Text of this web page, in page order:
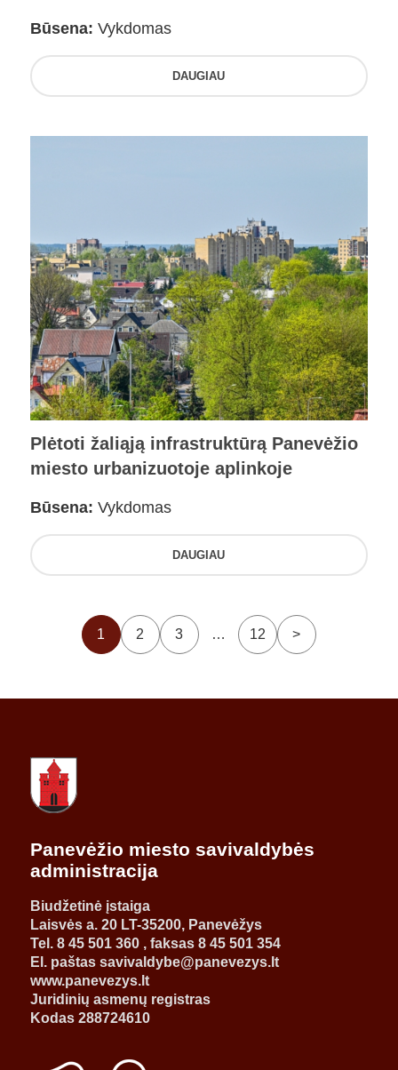
Būsena: Vykdomas
DAUGIAU
Plėtoti žaliąją infrastruktūrą Panevėžio
miesto urbanizuotoje aplinkoje
Būsena: Vykdomas
DAUGIAU
1 2 3 … 12 >
Panevėžio miesto savivaldybės
administracija
Biudžetinė įstaiga
Laisvės a. 20 LT-35200, Panevėžys
Tel. 8 45 501 360 , faksas 8 45 501 354
El. paštas savivaldybe@panevezys.lt
www.panevezys.lt
Juridinių asmenų registras
Kodas 288724610